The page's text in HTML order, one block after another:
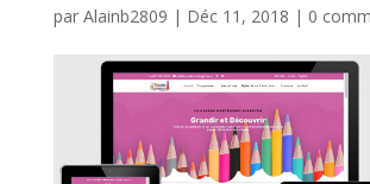
par Alainb2809 | Déc 11, 2018 | 0